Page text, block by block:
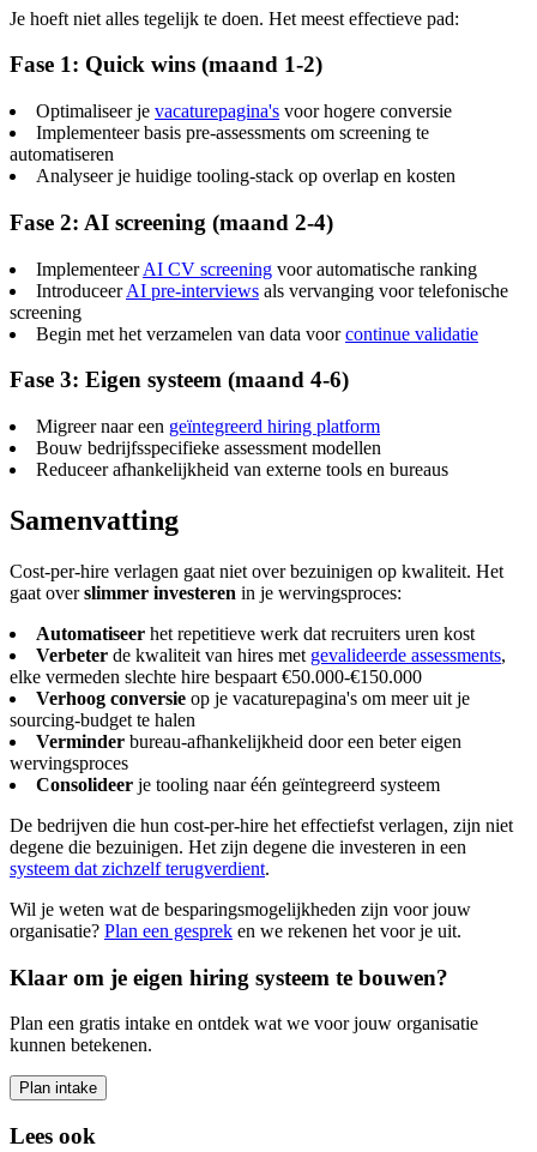
Je hoeft niet alles tegelijk te doen. Het meest effectieve pad:
Fase 1: Quick wins (maand 1-2)
Optimaliseer je vacaturepagina's voor hogere conversie
Implementeer basis pre-assessments om screening te
automatiseren
Analyseer je huidige tooling-stack op overlap en kosten
Fase 2: AI screening (maand 2-4)
ImplementeerAI CV screening voor automatische ranking
IntroduceerAI pre-interviews als vervanging voor telefonische
screening
Begin met het verzamelen van data voorcontinue validatie
Fase 3: Eigen systeem (maand 4-6)
Migreer naar een geïntegreerd hiring platform
Bouw bedrijfsspecifieke assessment modellen
Reduceer afhankelijkheid van externe tools en bureaus
Samenvatting
Cost-per-hire verlagen gaat niet over bezuinigen op kwaliteit. Het
gaat overslimmer investeren in je wervingsproces:
Automatiseer het repetitieve werk dat recruiters uren kost
Verbeter de kwaliteit van hires met gevalideerde assessments,
elke vermeden slechte hire bespaart €50.000-€150.000
Verhoog conversie op je vacaturepagina's om meer uit je
sourcing-budget te halen
Verminder bureau-afhankelijkheid door een beter eigen
wervingsproces
Consolideer je tooling naar één geïntegreerd systeem
De bedrijven die hun cost-per-hire het effectiefst verlagen, zijn niet
degene die bezuinigen. Het zijn degene die investeren in een
systeem dat zichzelf terugverdient.
Wil je weten wat de besparingsmogelijkheden zijn voor jouw
organisatie? Plan een gesprek en we rekenen het voor je uit.
Klaar om je eigen hiring systeem te bouwen?
Plan een gratis intake en ontdek wat we voor jouw organisatie
kunnen betekenen.
Plan intake
Lees ook